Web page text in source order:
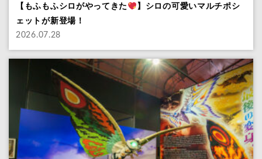
【もふもふシロがやってきた
】シロの可愛いマルチポシ
ェットが新登場！
2026.07.28